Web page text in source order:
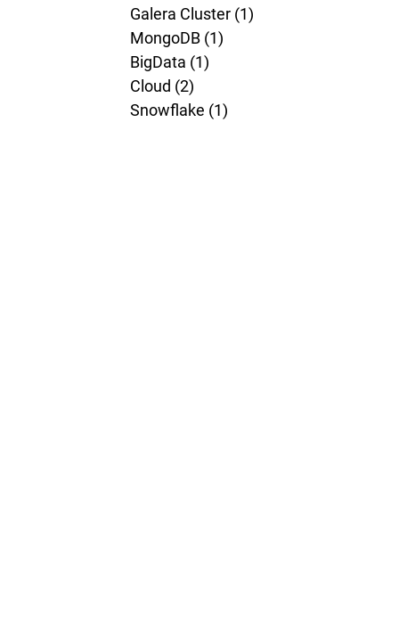
Galera Cluster (1)
MongoDB (1)
BigData (1)
Cloud (2)
Snowflake (1)